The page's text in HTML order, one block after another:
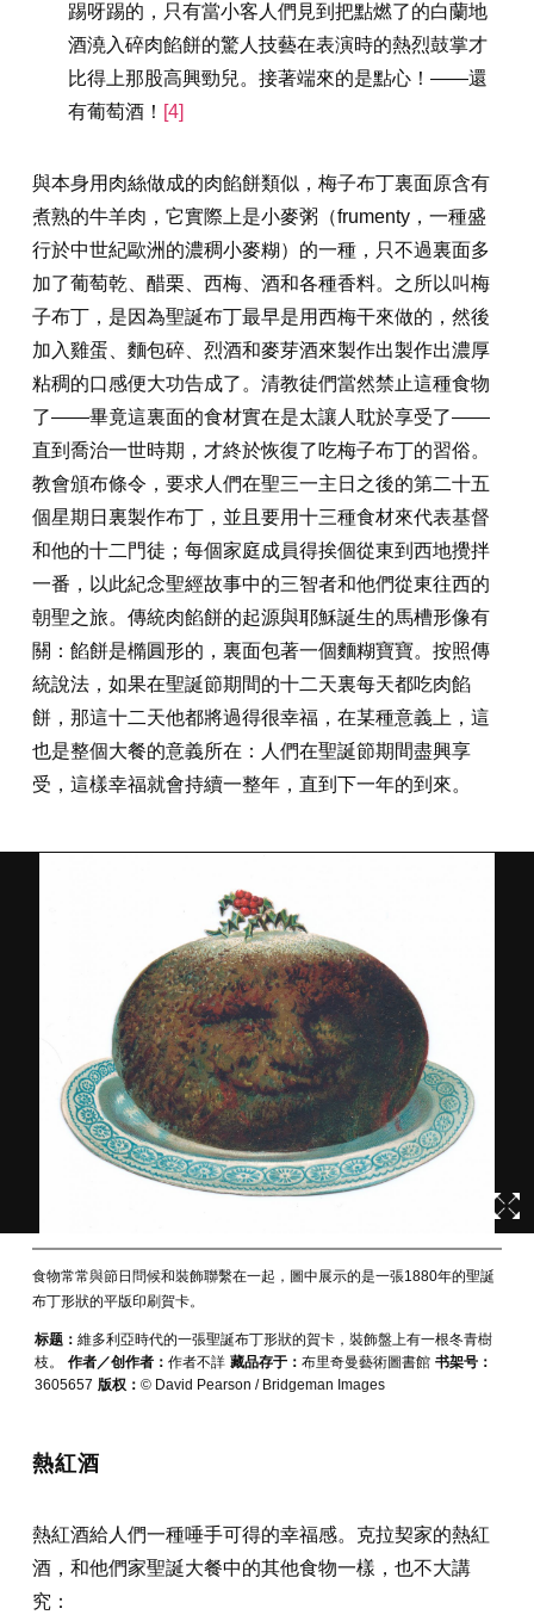
踢呀踢的，只有當小客人們見到把點燃了的白蘭地
酒澆入碎肉餡餅的驚人技藝在表演時的熱烈鼓掌才
比得上那股高興勁兒。接著端來的是點心！——還
有葡萄酒！ [4]
與本身用肉絲做成的肉餡餅類似，梅子布丁裏面原含有
煮熟的牛羊肉，它實際上是小麥粥（frumenty，一種盛
行於中世紀歐洲的濃稠小麥糊）的一種，只不過裏面多
加了葡萄乾、醋栗、西梅、酒和各種香料。之所以叫梅
子布丁，是因為聖誕布丁最早是用西梅干來做的，然後
加入雞蛋、麵包碎、烈酒和麥芽酒來製作出製作出濃厚
粘稠的口感便大功告成了。清教徒們當然禁止這種食物
了——畢竟這裏面的食材實在是太讓人耽於享受了——
直到喬治一世時期，才終於恢復了吃梅子布丁的習俗。
教會頒布條令，要求人們在聖三一主日之後的第二十五
個星期日裏製作布丁，並且要用十三種食材來代表基督
和他的十二門徒；每個家庭成員得挨個從東到西地攪拌
一番，以此紀念聖經故事中的三智者和他們從東往西的
朝聖之旅。傳統肉餡餅的起源與耶穌誕生的馬槽形像有
關：餡餅是橢圓形的，裏面包著一個麵糊寶寶。按照傳
統說法，如果在聖誕節期間的十二天裏每天都吃肉餡
餅，那這十二天他都將過得很幸福，在某種意義上，這
也是整個大餐的意義所在：人們在聖誕節期間盡興享
受，這樣幸福就會持續一整年，直到下一年的到來。
食物常常與節日問候和裝飾聯繫在一起，圖中展示的是一張1880年的聖誕
布丁形狀的平版印刷賀卡。
标题： 維多利亞時代的一張聖誕布丁形狀的賀卡，裝飾盤上有一根冬青樹
枝。
作者／创作者： 作者不詳 藏品存于： 布里奇曼藝術圖書館 书架号：
3605657 版权： © David Pearson / Bridgeman Images
熱紅酒
熱紅酒給人們一種唾手可得的幸福感。克拉契家的熱紅
酒，和他們家聖誕大餐中的其他食物一樣，也不大講
究：